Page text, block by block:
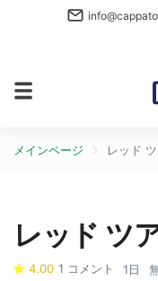
メインページ レッド
レッド ツ
4.00 1 コメント 1日